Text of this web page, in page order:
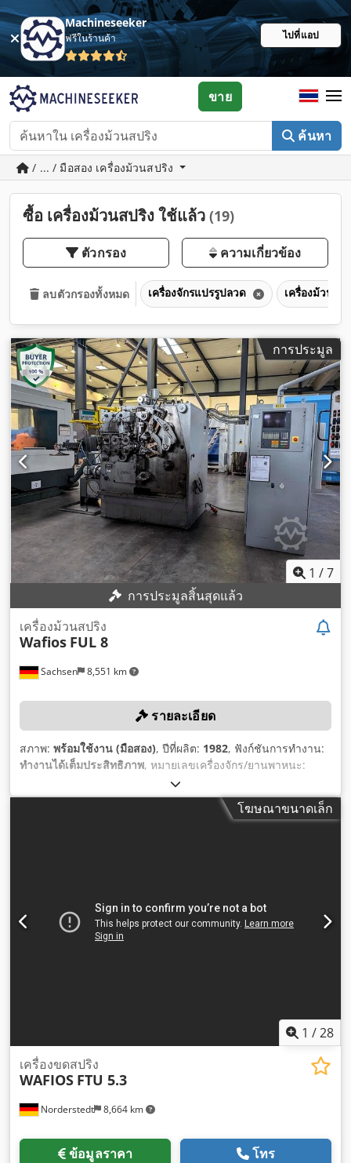
Machineseeker
ฟรีในร้านค้า ไปที่แอป
ค้นหา
ขาย
/ ... / มือสอง เครื่องม้วนสปริง
ซื้อ เครื่องม้วนสปริง ใช้แล้ว (19)
ตัวกรอง ความเกี่ยวข้อง
ลบตัวกรองทั้งหมด เครื่องจักรแปรรูปลวด เครื่องม้วนสป
การประมูล
1 /7
การประมูลสิ้นสุดแล้ว
Sachsen 8,551 km
เครื่องม้วนสปริง
Wafios FUL 8
รายละเอียด
สภาพ: พร้อมใช้งาน (มือสอง), ปีที่ผลิต: 1982, ฟังก์ชันการทำงาน:
ทำงานได้เต็มประสิทธิภาพ, หมายเลขเครื่องจักร/ยานพาหนะ:
, เส้นผ่านศูนย์กลางสปริง:
ลวด (สูงสุด):9 มม, กำลัง:18 กิโลวัตต์ (24.47 แรงม้า), เส้นผ่าน
, กำลังการผลิต:5,400 หน่วย/ชม.,
โฆษณาขนาดเล็ก
1 /28
Norderstedt 8,664 km
เครื่องขดสปริง
WAFIOS FTU 5.3
ข้อมูลราคา โทร